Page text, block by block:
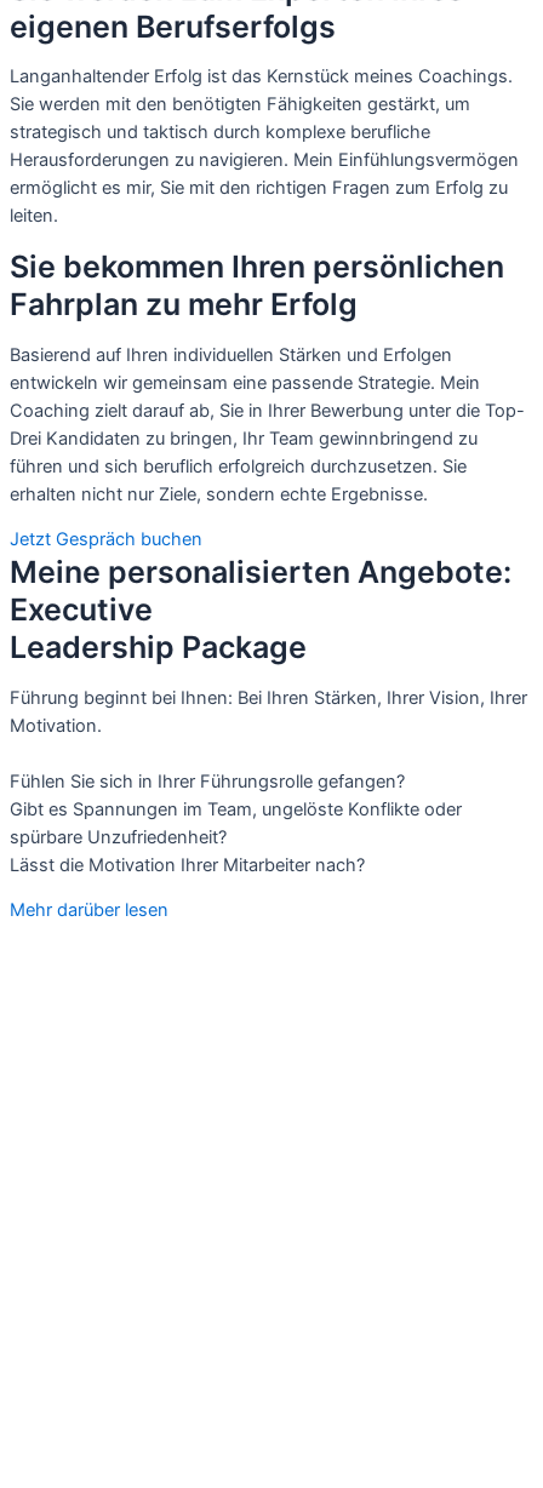
eigenen Berufserfolgs
Langanhaltender Erfolg ist das Kernstück meines Coachings.
Sie werden mit den benötigten Fähigkeiten gestärkt, um
strategisch und taktisch durch komplexe berufliche
Herausforderungen zu navigieren. Mein Einfühlungsvermögen
ermöglicht es mir, Sie mit den richtigen Fragen zum Erfolg zu
leiten.
Sie bekommen Ihren persönlichen
Fahrplan zu mehr Erfolg
Basierend auf Ihren individuellen Stärken und Erfolgen
entwickeln wir gemeinsam eine passende Strategie. Mein
Coaching zielt darauf ab, Sie in Ihrer Bewerbung unter die Top-
Drei Kandidaten zu bringen, Ihr Team gewinnbringend zu
führen und sich beruflich erfolgreich durchzusetzen. Sie
erhalten nicht nur Ziele, sondern echte Ergebnisse.
Jetzt Gespräch buchen
Meine personalisierten Angebote:
Executive
Leadership Package
Führung beginnt bei Ihnen: Bei Ihren Stärken, Ihrer Vision, Ihrer
Motivation.
Fühlen Sie sich in Ihrer Führungsrolle gefangen?
Gibt es Spannungen im Team, ungelöste Konflikte oder
spürbare Unzufriedenheit?
Lässt die Motivation Ihrer Mitarbeiter nach?
Mehr darüber lesen